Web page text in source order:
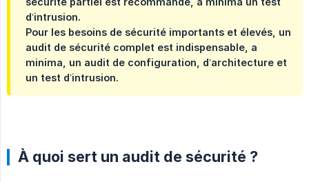
d’intrusion.
Pour les besoins de sécurité importants et élevés, un
audit de sécurité complet est indispensable, a
minima, un audit de configuration, d’architecture et
un test d’intrusion.
À quoi sert un audit de sécurité ?